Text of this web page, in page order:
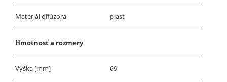
Materiál difúzora plast
Hmotnosť a rozmery
Výška [mm] 69